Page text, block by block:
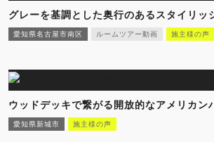
グレーを基調とした奥行のあるスタイリッ
愛知県名古屋市南区 ルームツアー動画 施主様の声
ウッドデッキで繋がる開放的なアメリカン
愛知県新城市 施主様の声